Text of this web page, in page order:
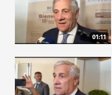
01:11